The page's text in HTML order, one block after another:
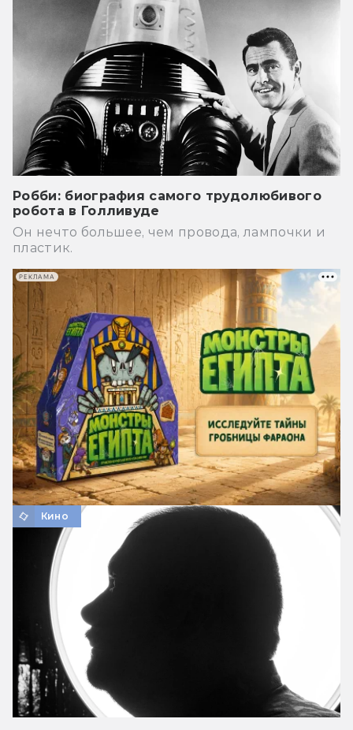
Робби: биография самого трудолюбивого
робота в Голливуде
Он нечто большее, чем провода, лампочки и
пластик.
Кино
РЕКЛАМА